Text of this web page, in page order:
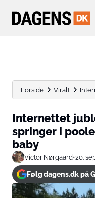
Forside Viralt
Internettet
springer i
baby
Victor Nørgaard•20.
Følg dagens.dk på